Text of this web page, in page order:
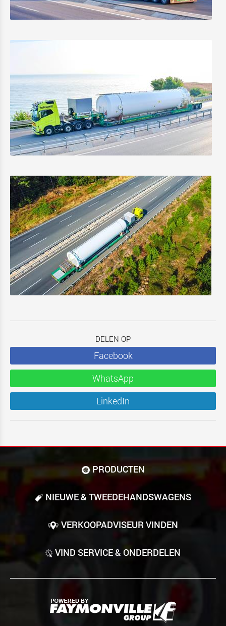
DELEN OP
Facebook
WhatsApp
LinkedIn
PRODUCTEN
NIEUWE & TWEEDE­HANDS­WAGENS
VERKOOPADVISEUR VINDEN
VIND SERVICE & ONDERDELEN